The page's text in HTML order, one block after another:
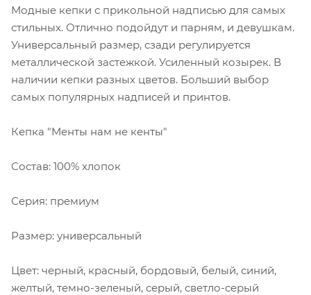
Модные кепки с прикольной надписью для самых
стильных. Отлично подойдут и парням, и девушкам.
Универсальный размер, сзади регулируется
металлической застежкой. Усиленный козырек. В
наличии кепки разных цветов. Больший выбор
самых популярных надписей и принтов.
Кепка "Менты нам не кенты"
Состав: 100% хлопок
Серия: премиум
Размер: универсальный
Цвет: черный, красный, бордовый, белый, синий,
желтый, темно-зеленый, серый, светло-серый